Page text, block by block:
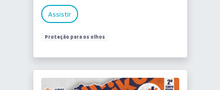
Assistir
Proteção para os olhos